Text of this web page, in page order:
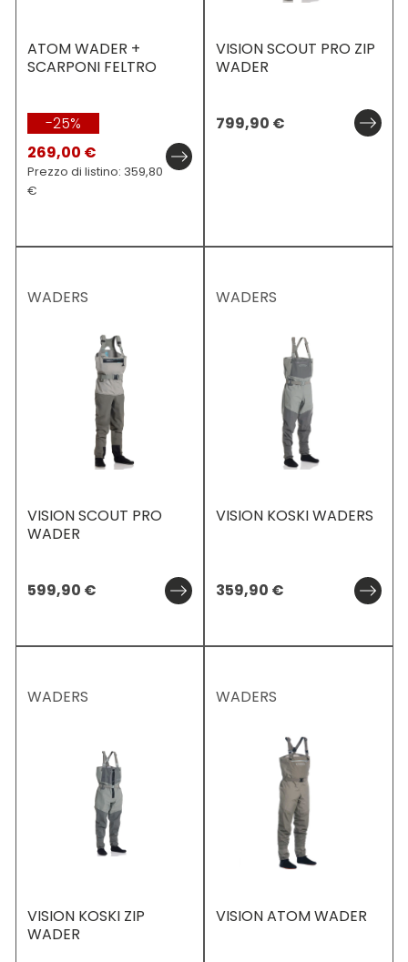
ATOM WADER +
SCARPONI FELTRO
-25%
269,00 €
Prezzo di listino: 359,80
€
VISION SCOUT PRO ZIP
WADER
799,90 €
WADERS
VISION SCOUT PRO
WADER
599,90 €
WADERS
VISION KOSKI WADERS
359,90 €
WADERS
VISION KOSKI ZIP
WADER
WADERS
VISION ATOM WADER